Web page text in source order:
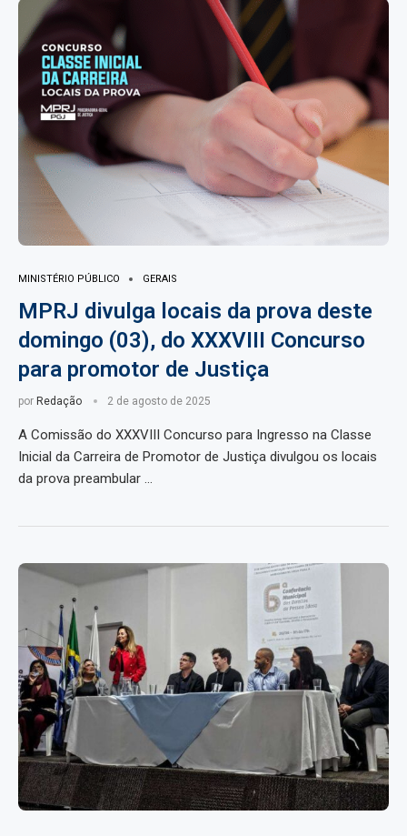
MINISTÉRIO PÚBLICO GERAIS
MPRJ divulga locais da prova deste
domingo (03), do XXXVIII Concurso
para promotor de Justiça
por Redação 2 de agosto de 2025
A Comissão do XXXVIII Concurso para Ingresso na Classe
Inicial da Carreira de Promotor de Justiça divulgou os locais
da prova preambular …